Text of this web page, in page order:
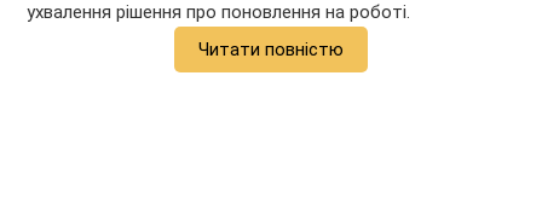
ухвалення рішення про поновлення на роботі.
Читати повністю